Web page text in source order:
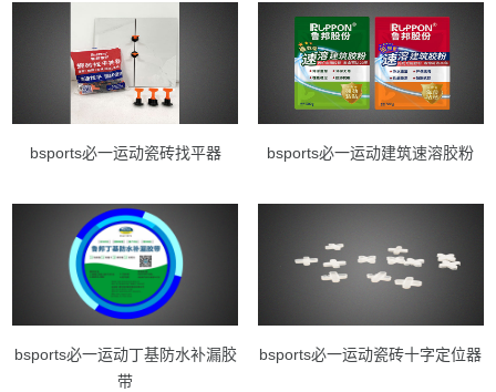
bsports必一运动瓷砖找平器 bsports必一运动建筑速溶胶粉
bsports必一运动丁基防水补漏胶
带
bsports必一运动瓷砖十字定位器